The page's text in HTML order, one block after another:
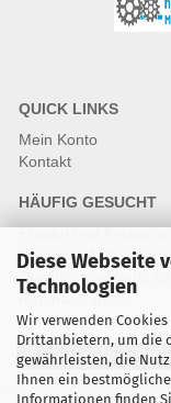
Diese Webseite
Technologien
Wir verwenden
Drittanbietern, um die
gewährleisten, die
Ihnen ein
Informationen finden
QUICK LINKS
Mein Konto
Kontakt
HÄUFIG GESUCHT
Fragen und
Fragen & Antworten
Qualitätsstandards für
Reparaturablauf
Vertrag widerrufen